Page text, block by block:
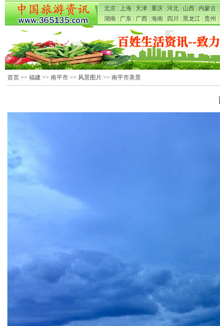
北京 上海 天津 重庆 河北 山西 内蒙古
湖南
广东 广西 海南 四川 黑龙江 贵州
首页 >> 福建 >> 南平市 >> 风景图片 >> 南平市美景